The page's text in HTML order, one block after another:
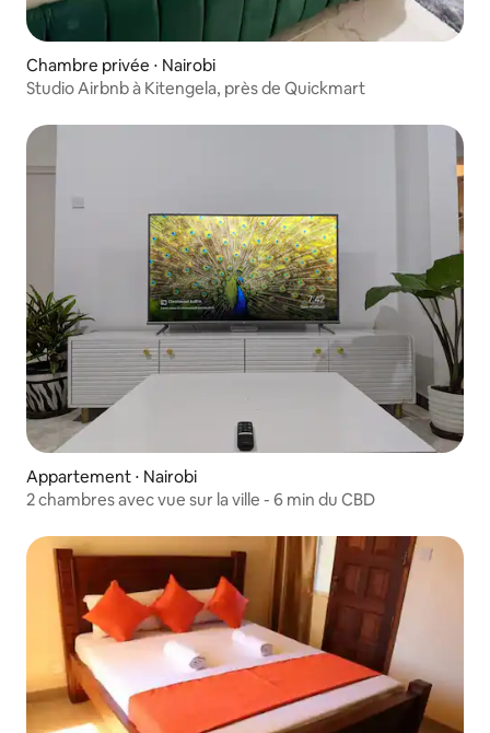
Chambre privée ⋅ Nairobi
Studio Airbnb à Kitengela, près de Quickmart
Appartement ⋅ Nairobi
2 chambres avec vue sur la ville - 6 min du CBD